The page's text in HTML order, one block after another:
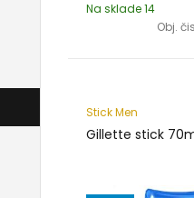
Na sklade 14
Obj.
Stick Men
Gillette stick